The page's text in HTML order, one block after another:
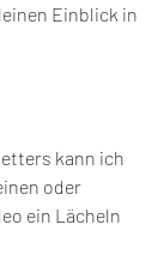
Einblick in
kann ich
oder
ein Lächeln